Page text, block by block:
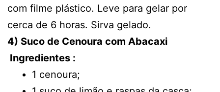
com filme plástico. Leve para gelar por
cerca de 6 horas. Sirva gelado.
4) Suco de Cenoura com Abacaxi
Ingredientes :
1 cenoura;